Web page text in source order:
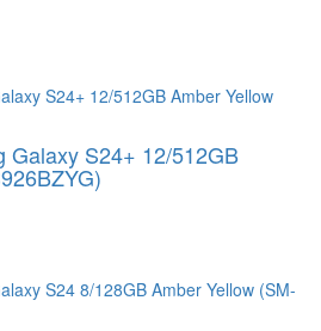
S24+ 12/512GB